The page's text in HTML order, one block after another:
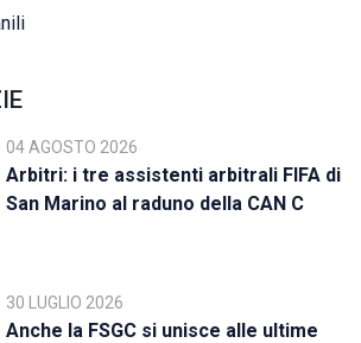
04 AGOSTO 2026
Arbitri: i tre assistenti arbitrali FIFA di
San Marino al raduno della CAN C
30 LUGLIO 2026
Anche la FSGC si unisce alle ultime